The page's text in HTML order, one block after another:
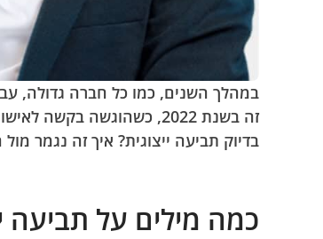
זה בשנת 2022, כשהוגשה
בדיוק תביעה ייצוגית? איך זה נגמר
כמה מילים על תביעה